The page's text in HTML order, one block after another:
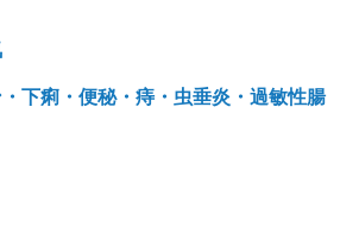
下痢・便秘・痔・虫垂炎・過敏性腸